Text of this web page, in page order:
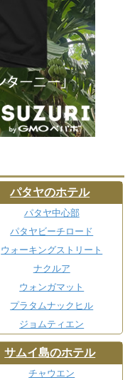
パタヤのホテル
パタヤ中心部
パタヤビーチロード
ウォーキングストリート
ナクルア
ウォンガマット
プラタムナックヒル
ジョムティエン
サムイ島のホテル
チャウエン